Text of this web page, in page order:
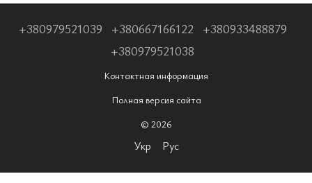
+380979521039 +380667166122
+380933488879
+380979521038
Контактная информация
Полная версия сайта
© 2026
Укр Рус